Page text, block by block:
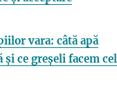
vara: câtă apă
și ce greșeli facem cel